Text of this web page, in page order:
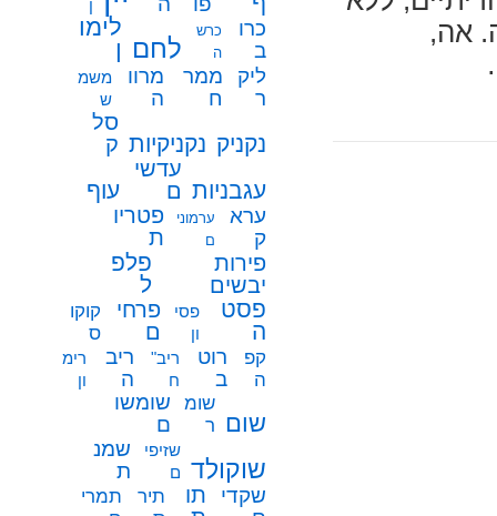
אה,
ן
כרו
ב
כרש
ה
לחם
לימו
ן
ליק
ר
ממר
ח
מרוו
ה
משמ
ש
נקניק נקניקיות
סל
ק
עגבניות
עדשי
ם
עוף
ערא
ק
ערמוני
ם
פטריו
ת
פירות
יבשים
פלפ
ל
פסט
ה
פסי
ון
פרחי
ם
קוקו
ס
קפ
ה
רוט
ב
ריב"
ח
ריב
ה
רימ
ון
שום
שומ
ר
שומשו
ם
שוקולד
שזיפי
ם
שמנ
ת
שקדי
תו
תיר
תמרי